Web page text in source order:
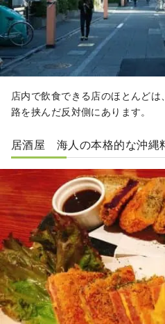
店内で飲食できる店のほとんど
路を挟んだ反対側にあります。
居酒屋 海人の本格的な沖縄